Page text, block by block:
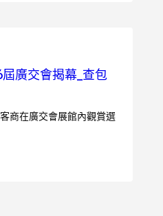
廣交會揭幕_查包
商在廣交會展館內觀賞選